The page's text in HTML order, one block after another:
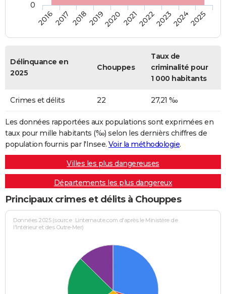
20162017 20182019202020212022202320242025
0
Délinquance en
2025
Chouppes
Taux de
criminalité pour
1 000 habitants
Crimes et délits 22 27,21 ‰
Les données rapportées aux populations sont exprimées en
taux pour mille habitants (‰) selon les dernièrs chiffres de
population fournis par l'Insee. Voir la méthodologie.
Villes les plus dangereuses
Départements les plus dangereux
Principaux crimes et délits à Chouppes
Données 2025 (source : Linternaute.com d'après le Ministère de
l'Intérieur et des Outre-Mer)